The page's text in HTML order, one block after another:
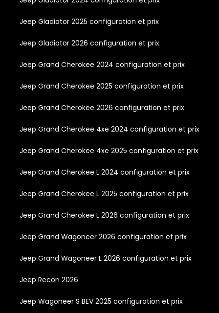
Jeep Gladiator 2025 configuration et prix
Jeep Gladiator 2026 configuration et prix
Jeep Grand Cherokee 2024 configuration et prix
Jeep Grand Cherokee 2025 configuration et prix
Jeep Grand Cherokee 2026 configuration et prix
Jeep Grand Cherokee 4xe 2024 configuration et prix
Jeep Grand Cherokee 4xe 2025 configuration et prix
Jeep Grand Cherokee L 2024 configuration et prix
Jeep Grand Cherokee L 2025 configuration et prix
Jeep Grand Cherokee L 2026 configuration et prix
Jeep Grand Wagoneer 2026 configuration et prix
Jeep Grand Wagoneer L 2026 configuration et prix
Jeep Recon 2026
Jeep Wagoneer S BEV 2025 configuration et prix